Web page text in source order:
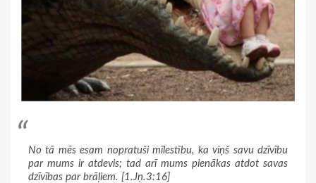
No tā mēs esam nopratuši mīlestību, ka viņš savu dzīvību
par mums ir atdevis; tad arī mums pienākas atdot savas
dzīvības par brāļiem. [1.Jņ.3:16]